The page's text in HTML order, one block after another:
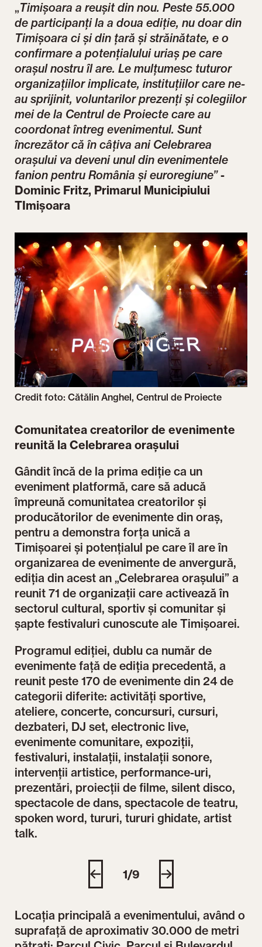
„Timișoara a reușit din nou. Peste 55.000
de participanți la a doua ediție, nu doar din
Timișoara ci și din țară și străinătate, e o
confirmare a potențialului uriaș pe care
orașul nostru îl are. Le mulțumesc tuturor
organizațiilor implicate, instituțiilor care ne-
au sprijinit, voluntarilor prezenți și colegiilor
mei de la Centrul de Proiecte care au
coordonat întreg evenimentul. Sunt
încrezător că în câțiva ani Celebrarea
orașului va deveni unul din evenimentele
fanion pentru România și euroregiune” -
Dominic Fritz, Primarul Municipiului
TImișoara
Credit foto: Cătălin Anghel, Centrul de Proiecte
Comunitatea creatorilor de evenimente
reunită la Celebrarea orașului
Gândit încă de la prima ediție ca un
eveniment platformă, care să aducă
împreună comunitatea creatorilor și
producătorilor de evenimente din oraș,
pentru a demonstra forța unică a
Timișoarei și potențialul pe care îl are în
organizarea de evenimente de anvergură,
ediția din acest an „Celebrarea orașului” a
reunit 71 de organizații care activează în
sectorul cultural, sportiv și comunitar și
șapte festivaluri cunoscute ale Timișoarei.
Programul ediției, dublu ca număr de
evenimente față de ediția precedentă, a
reunit peste 170 de evenimente din 24 de
categorii diferite: activități sportive,
ateliere, concerte, concursuri, cursuri,
dezbateri, DJ set, electronic live,
evenimente comunitare, expoziții,
festivaluri, instalații, instalații sonore,
intervenții artistice, performance-uri,
prezentări, proiecții de filme, silent disco,
spectacole de dans, spectacole de teatru,
spoken word, tururi, tururi ghidate, artist
talk.
1/9
Locația principală a evenimentului, având o
suprafață de aproximativ 30.000 de metri